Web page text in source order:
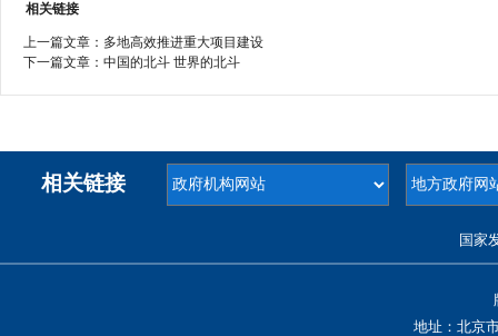
相关链接
上一篇文章： 多地高效推进重大项目建设
下一篇文章： 中国的北斗 世界的北斗
相关链接
国家
地址：北京